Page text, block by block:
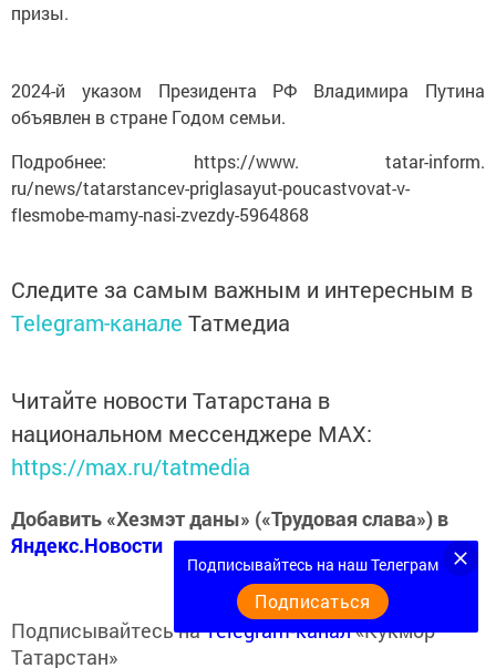
призы.
2024-й указом Президента РФ Владимира Путина
объявлен в стране Годом семьи.
Подробнее: https://www. tatar-inform.
ru/news/tatarstancev-priglasayut-poucastvovat-v-
flesmobe-mamy-nasi-zvezdy-5964868
Следите за самым важным и интересным в
Telegram-канале Татмедиа
Читайте новости Татарстана в
национальном мессенджере MАХ:
https://max.ru/tatmedia
Добавить «Хезмэт даны» («Трудовая слава») в
Яндекс.Новости
Подписывайтесь наTelegram-канал«Кукмор
Татарстан»
Подписывайтесь на наш Телеграм
Подписаться